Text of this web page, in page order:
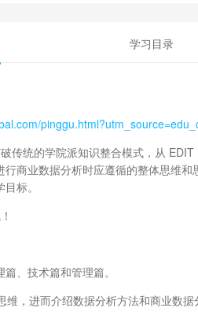
学习目录
传统的学院派知识整合模式，从
商业数据分析时应遵循的整体思维
标。
、技术篇和管理篇。
，进而介绍数据分析方法和商业数据